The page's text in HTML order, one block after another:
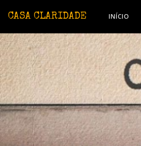
CASA CLARIDADE INÍCIO